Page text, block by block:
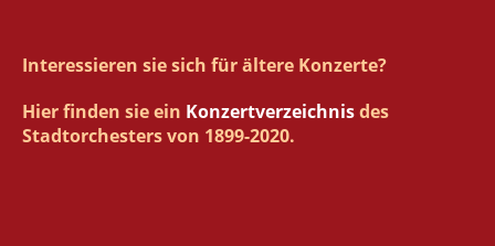
Interessieren sie sich für ältere Konzerte?
Hier finden sie ein Konzertverzeichnisdes
Stadtorchesters von 1899-2020.